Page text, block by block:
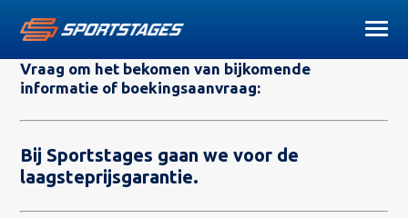
Vraag om het bekomen van bijkomende
informatie of boekingsaanvraag:
Bij Sportstages gaan we voor de
laagsteprijsgarantie.